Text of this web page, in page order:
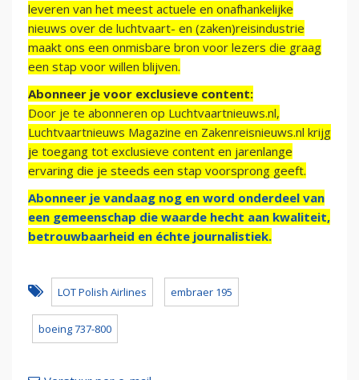
leveren van het meest actuele en onafhankelijke
nieuws over de luchtvaart- en (zaken)reisindustrie
maakt ons een onmisbare bron voor lezers die graag
een stap voor willen blijven.
Abonneer je voor exclusieve content:
Door je te abonneren op Luchtvaartnieuws.nl,
Luchtvaartnieuws Magazine en Zakenreisnieuws.nl krijg
je toegang tot exclusieve content en jarenlange
ervaring die je steeds een stap voorsprong geeft.
Abonneer je vandaag nog en word onderdeel van
een gemeenschap die waarde hecht aan kwaliteit,
betrouwbaarheid en échte journalistiek.
LOT Polish Airlines embraer 195
boeing 737-800